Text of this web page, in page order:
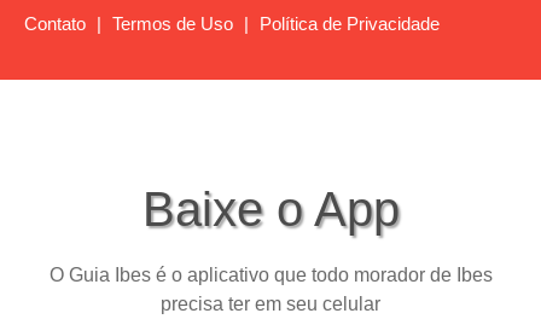
Contato | Termos de Uso | Política de Privacidade
Baixe o App
O Guia Ibes é o aplicativo que todo morador de Ibes
precisa ter em seu celular